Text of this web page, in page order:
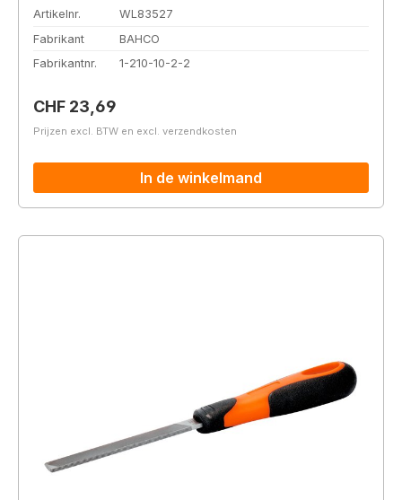
Artikelnr.
WL83527
Fabrikant
BAHCO
Fabrikantnr.
1-210-10-2-2
Normale prijs:
CHF 23,69
Prijzen excl. BTW en excl. verzendkosten
In de winkelmand